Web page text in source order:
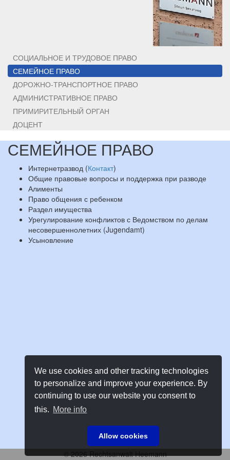
We use cookies and other tracking technologies
to personalize and improve your experience. By
continuing to use our website you consent to
this. More info
Allow cookies
СОЦИАЛЬНОЕ И ТРУДОВОЕ ПРАВО
СЕМЕЙНОЕ ПРАВО
ДОРОЖНО-ТРАНСПОРТНОЕ ПРАВО
АДМИНИСТРАТИВНОЕ ПРАВО
ПРИМИРИТЕЛЬНЫЙ ОРГАН
ДОЦЕНТ
СЕМЕЙНОЕ ПРАВО
Интернетразвод (Контакт)
Общие правовые вопросы и поддержка при разводе
Алименты
Право общения с ребенком
Раздел имущества
Урегулирование конфликтов с Ведомством по делам
несовершеннолетних (Jugendamt)
Усыновление
©2026 Rechtsanwalt Heemann